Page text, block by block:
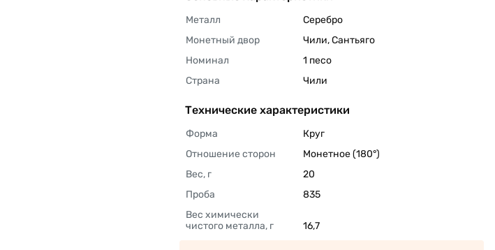
Металл
Серебро
Монетный двор
Чили, Сантьяго
Номинал
1 песо
Страна
Чили
Технические характеристики
Форма
Круг
Отношение сторон
Монетное (180°)
Вес, г
20
Проба
835
Вес химически
чистого металла, г
16,7